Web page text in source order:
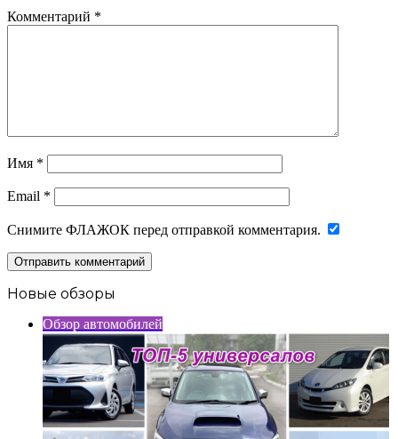
Комментарий *
Имя *
Email *
Снимите ФЛАЖОК перед отправкой комментария.
Новые обзоры
Обзор автомобилей